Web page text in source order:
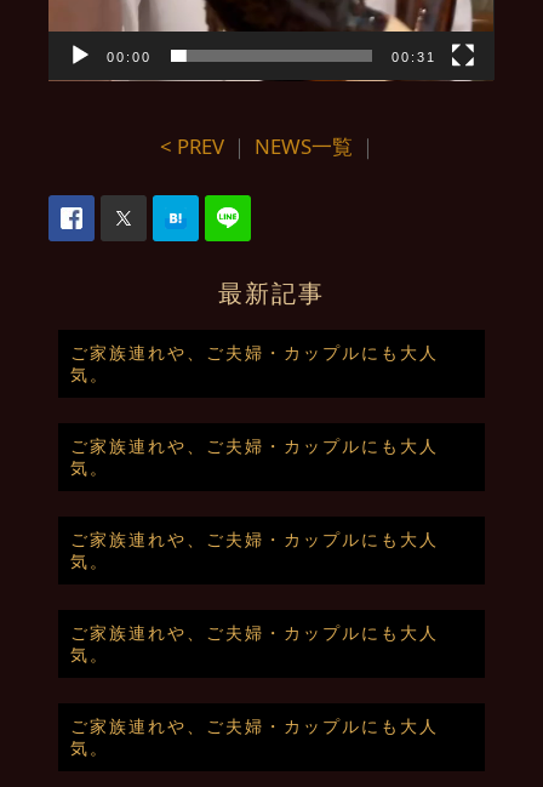
00:00 00:31
< PREV ｜ NEWS一覧 ｜
最新記事
ご家族連れや、ご夫婦・カップルにも大人
気。
ご家族連れや、ご夫婦・カップルにも大人
気。
ご家族連れや、ご夫婦・カップルにも大人
気。
ご家族連れや、ご夫婦・カップルにも大人
気。
ご家族連れや、ご夫婦・カップルにも大人
気。